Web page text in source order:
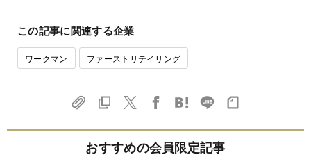
この記事に関連する企業
ワークマン ファーストリテイリング
おすすめの会員限定記事